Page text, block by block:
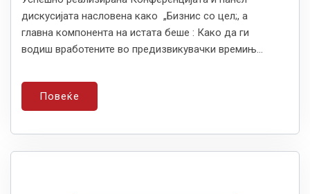
дискусијата насловена како „Бизнис со цел;, а
главна компонента на истата беше : Како да ги
водиш вработените во предизвикувачки времињ...
Повеќе